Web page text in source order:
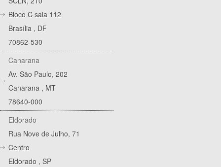
Bloco C sala 112
Brasília , DF
70862-530
Canarana
Av. São Paulo, 202
Canarana , MT
78640-000
Eldorado
Rua Nove de Julho, 71
Centro
Eldorado , SP